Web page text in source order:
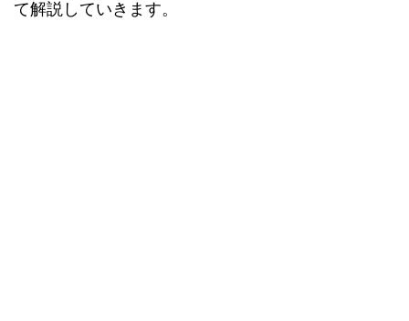
て解説していきます。